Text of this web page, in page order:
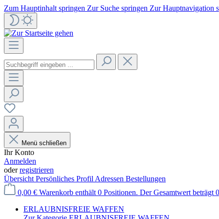
Zum Hauptinhalt springen Zur Suche springen Zur Hauptnavigation
Menü schließen
Ihr Konto
Anmelden
oderregistrieren
Übersicht Persönliches Profil Adressen Bestellungen
0,00 € Warenkorb enthält 0 Positionen. Der Gesamtwert beträgt
ERLAUBNISFREIE WAFFEN